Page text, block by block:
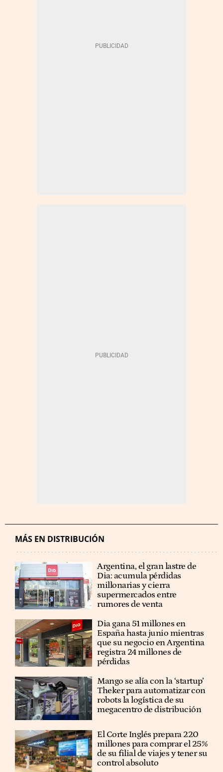
MÁS EN DISTRIBUCIÓN
Argentina, el gran lastre de
Dia: acumula pérdidas
millonarias y cierra
supermercados entre
rumores de venta
Dia gana 51 millones en
España hasta junio mientras
que su negocio en Argentina
registra 24 millones de
pérdidas
Mango se alía con la ‘startup’
Theker para automatizar con
robots la logística de su
megacentro de distribución
El Corte Inglés prepara 220
millones para comprar el 25%
de su filial de viajes y tener su
control absoluto